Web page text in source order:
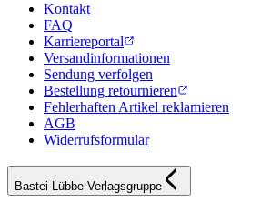
Kontakt
FAQ
Karriereportal
Versandinformationen
Sendung verfolgen
Bestellung retournieren
Fehlerhaften Artikel reklamieren
AGB
Widerrufsformular
Bastei Lübbe Verlagsgruppe